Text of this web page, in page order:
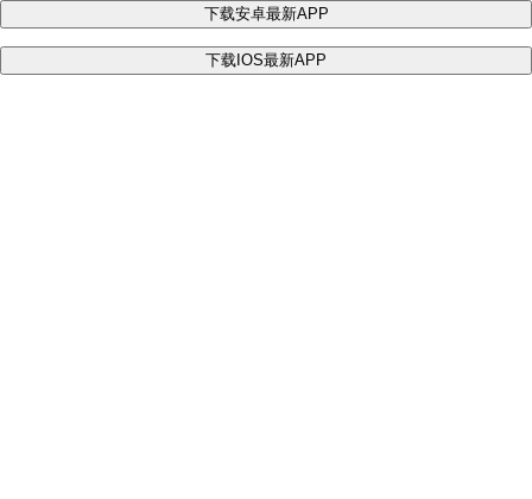
下载安卓最新APP
下载IOS最新APP